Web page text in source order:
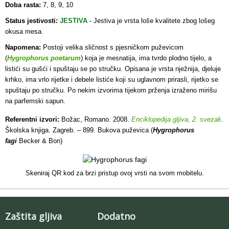
Doba rasta: 7, 8, 9, 10
Status jestivosti: JESTIVA - Jestiva je vrsta loše kvalitete zbog lošeg
okusa mesa.
Napomena: Postoji velika sličnost s pjesničkom puževicom
(Hygrophorus poetarum) koja je mesnatija, ima tvrdo plodno tijelo, a
listići su gušći i spuštaju se po stručku. Opisana je vrsta nježnija, djeluje
krhko, ima vrlo rijetke i debele listiće koji su uglavnom prirasli, rijetko se
spuštaju po stručku. Po nekim izvorima tijekom prženja izraženo mirišu
na parfemski sapun.
Referentni izvori: Božac, Romano. 2008. Enciklopedija gljiva, 2. svezak.
Školska knjiga. Zagreb. – 899. Bukova puževica (Hygrophorus
fagi Becker & Bon)
Skeniraj QR kod za brzi pristup ovoj vrsti na svom mobitelu.
Zaštita gljiva Dodatno